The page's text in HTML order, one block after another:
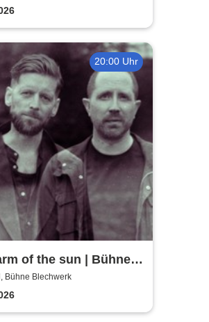
20:00 Uhr
of the sun | Bühne
Bühne Blechwerk